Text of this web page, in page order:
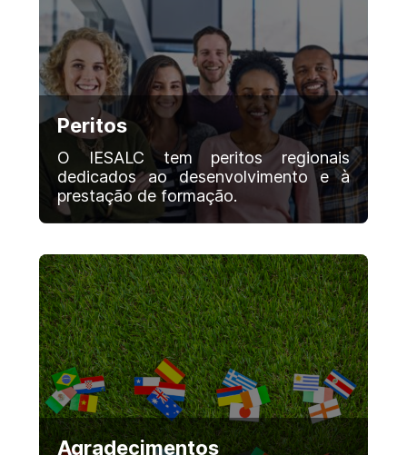
Peritos
O IESALC tem peritos regionais
dedicados ao desenvolvimento e à
prestação de formação.
Agradecimentos